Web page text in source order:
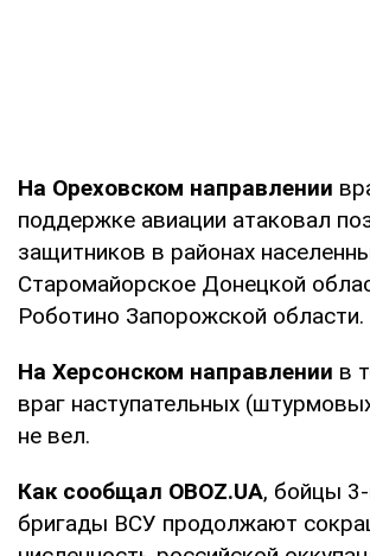
На Ореховском направлении
поддержке авиации атаковал
защитников в районах
Старомайорское Донецкой
Роботино Запорожской области.
На Херсонском направлении в
враг наступательных
не вел.
Как сообщал OBOZ.UA, бойцы
бригады ВСУ продолжают